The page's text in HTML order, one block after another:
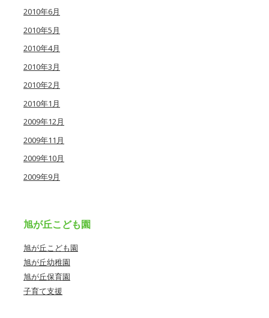
2010年6月
2010年5月
2010年4月
2010年3月
2010年2月
2010年1月
2009年12月
2009年11月
2009年10月
2009年9月
旭が丘こども園
旭が丘こども園
旭が丘幼稚園
旭が丘保育園
子育て支援